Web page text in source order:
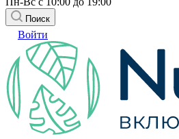
Поиск
Войти